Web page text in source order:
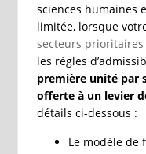
sciences humaines
limitée, lorsque
secteurs prioritaires
les règles
première unité par
offerte à un levier
détails ci-dessous :
Le modèle de